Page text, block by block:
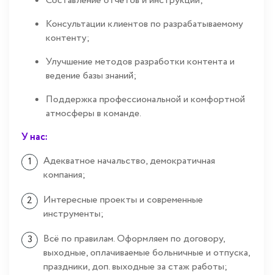
Консультации клиентов по разрабатываемому
контенту;
Улучшение методов разработки контента и
ведение базы знаний;
Поддержка профессиональной и комфортной
атмосферы в команде.
У нас:
Адекватное начальство, демократичная
компания;
Интересные проекты и современные
инструменты;
Всё по правилам. Оформляем по договору,
выходные, оплачиваемые больничные и отпуска,
праздники, доп. выходные за стаж работы;